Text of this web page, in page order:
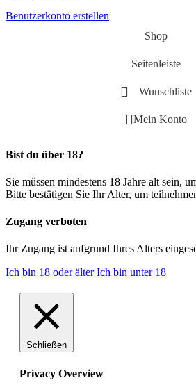
Benutzerkonto erstellen
Shop
Seitenleiste
Wunschliste
Mein Konto
Bist du über 18?
Sie müssen mindestens 18 Jahre alt sein,
Bitte bestätigen Sie Ihr Alter, um
Zugang verboten
Ihr Zugang ist aufgrund Ihres Alters
Ich bin 18 oder älterIch bin unter 18
Schließen
Privacy Overview